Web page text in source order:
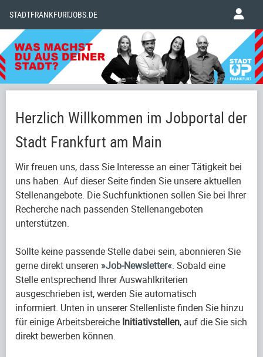
STADTFRANKFURTJOBS.DE
Herzlich Willkommen im Jobportal der
Stadt Frankfurt am Main
Wir freuen uns, dass Sie Interesse an einer Tätigkeit bei
uns haben. Auf dieser Seite finden Sie unsere aktuellen
Stellenangebote. Die Suchfunktionen sollen Sie bei Ihrer
Recherche nach passenden Stellenangeboten
unterstützen.
Sollte keine passende Stelle dabei sein, abonnieren Sie
gerne direkt unseren Job-Newsletter . Sobald eine
Stelle entsprechend Ihrer Auswahlkriterien
ausgeschrieben ist, werden Sie automatisch
informiert. Unten in unserer Stellenliste finden Sie hinzu
für einige Arbeitsbereiche Initiativstellen, auf die Sie sich
direkt bewerben können.